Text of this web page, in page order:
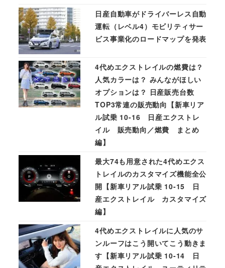
日産自動車がドライバーレス自動
運転（レベル4）モビリティサー
ビス事業化のロードマップを発表
4代めエクストレイルの燃費は？
人気カラーは？ みんながほしい
オプションは？ 日産販売台数
TOP3常連の販売動向【新車リア
ル試乗 10-16 日産エクストレ
イル 販売動向／燃費 まとめ
編】
最大74も用意された4代めエクス
トレイルのカスタマイズ機能全公
開【新車リアル試乗 10-15 日
産エクストレイル カスタマイズ
編】
4代めエクストレイルに人気のサ
ンルーフはこう開いてこう動きま
す【新車リアル試乗 10-14 日